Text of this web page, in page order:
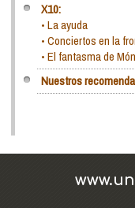
X10:
• La ayuda
• Conciertos en la
• El fantasma de
Nuestros